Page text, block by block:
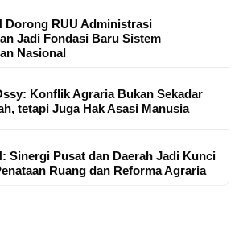
Dorong RUU Administrasi
Jadi Fondasi Baru Sistem
Nasional
Konflik Agraria Bukan Sekadar
tetapi Juga Hak Asasi Manusia
Sinergi Pusat dan Daerah Jadi Kunci
Ruang dan Reforma Agraria